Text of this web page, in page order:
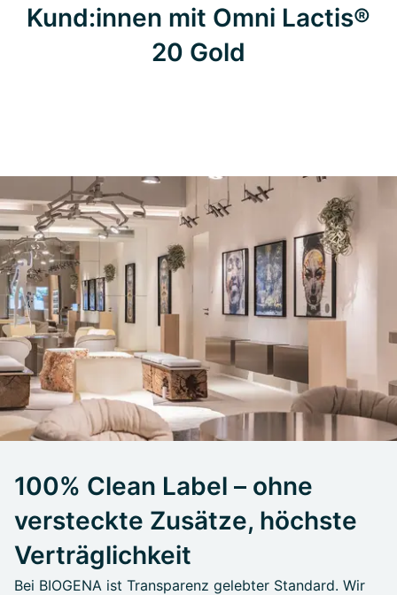
Kund:innen mit Omni Lactis®
20 Gold
100% Clean Label – ohne
versteckte Zusätze, höchste
Verträglichkeit
Bei BIOGENA ist Transparenz gelebter Standard. Wir